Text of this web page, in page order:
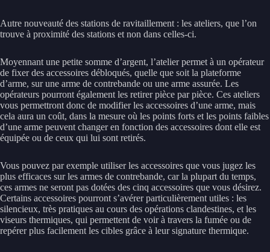
Autre nouveauté des stations de ravitaillement : les ateliers, que l’on
trouve à proximité des stations et non dans celles-ci.
Moyennant une petite somme d’argent, l’atelier permet à un opérateur
de fixer des accessoires débloqués, quelle que soit la plateforme
d’arme, sur une arme de contrebande ou une arme assurée. Les
opérateurs pourront également les retirer pièce par pièce. Ces ateliers
vous permettront donc de modifier les accessoires d’une arme, mais
cela aura un coût, dans la mesure où les points forts et les points faibles
d’une arme peuvent changer en fonction des accessoires dont elle est
équipée ou de ceux qui lui sont retirés.
Vous pouvez par exemple utiliser les accessoires que vous jugez les
plus efficaces sur les armes de contrebande, car la plupart du temps,
ces armes ne seront pas dotées des cinq accessoires que vous désirez.
Certains accessoires pourront s’avérer particulièrement utiles : les
silencieux, très pratiques au cours des opérations clandestines, et les
viseurs thermiques, qui permettent de voir à travers la fumée ou de
repérer plus facilement les cibles grâce à leur signature thermique.